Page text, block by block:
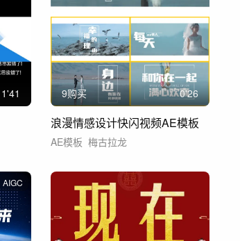
1'41 9购买 0'26
浪漫情感设计快闪视频AE模板
AE模板 梅古拉龙
AIGC